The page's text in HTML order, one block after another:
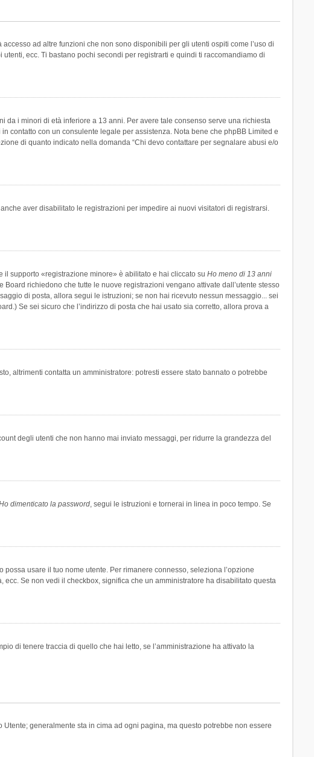
ad altre funzioni che non sono disponibili per gli utenti ospiti come l’uso di
ecc. Ti bastano pochi secondi per registrarti e quindi ti raccomandiamo di
i minori di età inferiore a 13 anni. Per avere tale consenso serve una richiesta
contatto con un consulente legale per assistenza. Nota bene che phpBB Limited e
di quanto indicato nella domanda “Chi devo contattare per segnalare abusi e/o
aver disabilitato le registrazioni per impedire ai nuovi visitatori di registrarsi.
supporto «registrazione minore» è abilitato e hai cliccato su Ho meno di 13 anni
richiedono che tutte le nuove registrazioni vengano attivate dall’utente stesso
di posta, allora segui le istruzioni; se non hai ricevuto nessun messaggio... sei
Se sei sicuro che l’indirizzo di posta che hai usato sia corretto, allora prova a
altrimenti contatta un amministratore: potresti essere stato bannato o potrebbe
degli utenti che non hanno mai inviato messaggi, per ridurre la grandezza del
dimenticato la password, segui le istruzioni e tornerai in linea in poco tempo. Se
usare il tuo nome utente. Per rimanere connesso, seleziona l’opzione
Se non vedi il checkbox, significa che un amministratore ha disabilitato questa
di tenere traccia di quello che hai letto, se l’amministrazione ha attivato la
generalmente sta in cima ad ogni pagina, ma questo potrebbe non essere